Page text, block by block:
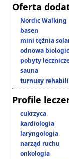
Oferta
Nordic Walking
basen
mini tężnia
odnowa
pobyty
sauna
turnusy
Profile
cukrzyca
kardiologia
laryngologia
narząd ruchu
onkologia